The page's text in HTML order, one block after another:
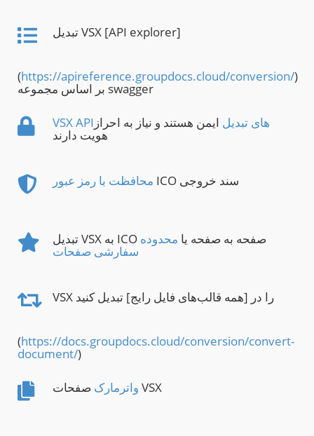
تبدیل VSX [API explorer]
(https://apireference.groupdocs.cloud/conversion/)
بر اساس مجموعه swagger
VSX APIهای تبدیل ایمن هستند و نیاز به احراز
هویت دارند
محافظت با رمز عبور ICO سند خروجی
تبدیل VSX به ICO صفحه به صفحه یا محدوده
سفارشی صفحات
VSX را در [همه قالب‌های فایل رایج] تبدیل کنید
(https://docs.groupdocs.cloud/conversion/convert-
document/)
واترمارک صفحات VSX